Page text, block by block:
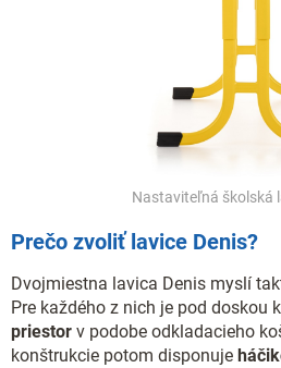
Nastaviteľná školská
Prečo zvoliť lavice Denis?
Dvojmiestna lavica Denis myslí
Pre každého z nich je pod doskou
priestor v podobe odkladacieho
konštrukcie potom disponuje